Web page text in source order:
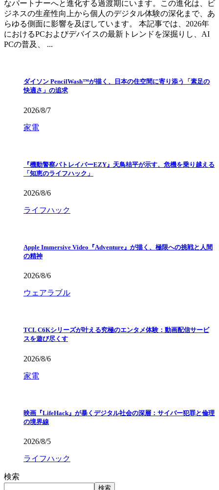
なパートナーへと進化する過渡期にいます。この進化は、ビ
ジネスの生産性向上から個人のデジタル体験の深化まで、あ
らゆる側面に影響を及ぼしています。 本記事では、2026年
におけるPCおよびデバイスの最新トレンドを深掘りし、AI
PCの普及、 ...
ダイソン PencilWash™が描く、日本の住空間に寄り添う「素足の
快適さ」の追求
2026/8/7
家電
『機動警察パトレイバーEZY』天鳥桔平が示す、危機を乗り越える
「知恵のライフハック」
2026/8/6
ライフハック
Apple Immersive Video『Adventure』が描く、極限への挑戦と人間
の精神
2026/8/6
ウェアラブル
TCL C6Kシリーズが叶える究極のエンタメ体験：動画配信サービ
スを遊び尽くす
2026/8/6
家電
映画『LifeHack』が暴くデジタル社会の深層：サイバー犯罪と倫理
の境界線
2026/8/5
ライフハック
検索
検索